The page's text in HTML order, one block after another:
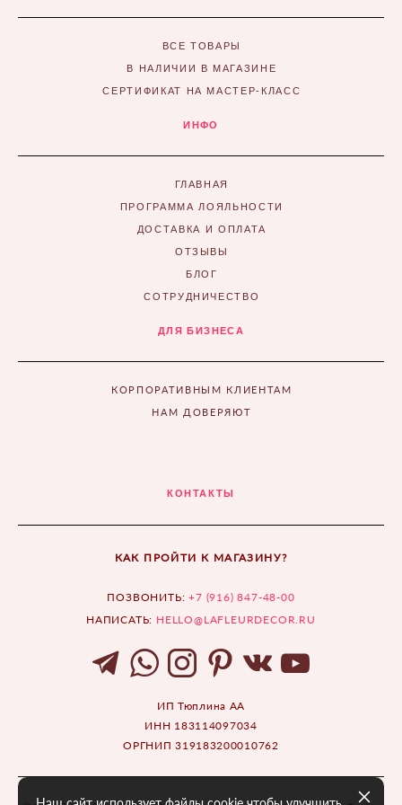
ВСЕ ТОВАРЫ
В НАЛИЧИИ В МАГАЗИНЕ
СЕРТИФИКАТ НА МАСТЕР-КЛАСС
ИНФО
ГЛАВНАЯ
ПРОГРАММА ЛОЯЛЬНОСТИ
ДОСТАВКА И ОПЛАТА
ОТЗЫВЫ
БЛОГ
СОТРУДНИЧЕСТВО
ДЛЯ БИЗНЕСА
КОРПОРАТИВНЫМ КЛИЕНТАМ
НАМ ДОВЕРЯЮТ
КОНТАКТЫ
КАК ПРОЙТИ К МАГАЗИНУ?
ПОЗВОНИТЬ:+7 (916) 847-48-00
НАПИСАТЬ: HELLO@LAFLEURDECOR.RU
ИП Тюплина АА
ИНН 183114097034
ОРГНИП 319183200010762